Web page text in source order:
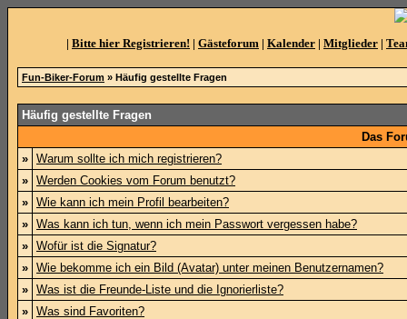
| Bitte hier Registrieren! | Gästeforum | Kalender | Mitglieder |
Fun-Biker-Forum » Häufig gestellte Fragen
Häufig gestellte Fragen
Das
» Warum sollte ich mich registrieren?
» Werden Cookies vom Forum benutzt?
» Wie kann ich mein Profil bearbeiten?
» Was kann ich tun, wenn ich mein Passwort vergessen habe?
» Wofür ist die Signatur?
» Wie bekomme ich ein Bild (Avatar) unter meinen Benutzernamen?
» Was ist die Freunde-Liste und die Ignorierliste?
» Was sind Favoriten?